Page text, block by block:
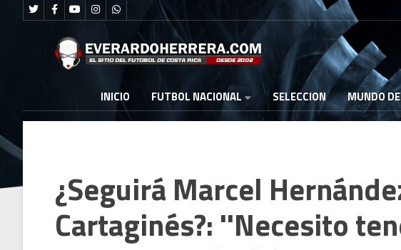
INICIO FUTBOL NACIONAL SELECCION MUNDO
¿Seguirá Marcel
Cartaginés?: ''Necesito